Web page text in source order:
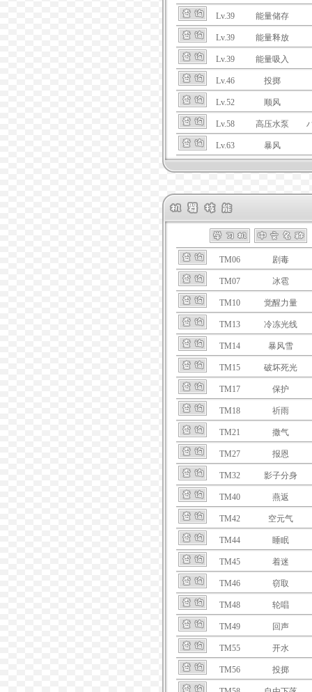
Lv.39 能量储存
Lv.39 能量释放
Lv.39 能量吸入
Lv.46 投掷
Lv.52 顺风
Lv.58 高压水泵
Lv.63 暴风
TM06 剧毒
TM07 冰雹
TM10 觉醒力量
TM13 冷冻光线
TM14 暴风雪
TM15 破坏死光
TM17 保护
TM18 祈雨
TM21 撒气
TM27 报恩
TM32 影子分身
TM40 燕返
TM42 空元气
TM44 睡眠
TM45 着迷
TM46 窃取
TM48 轮唱
TM49 回声
TM55 开水
TM56 投掷